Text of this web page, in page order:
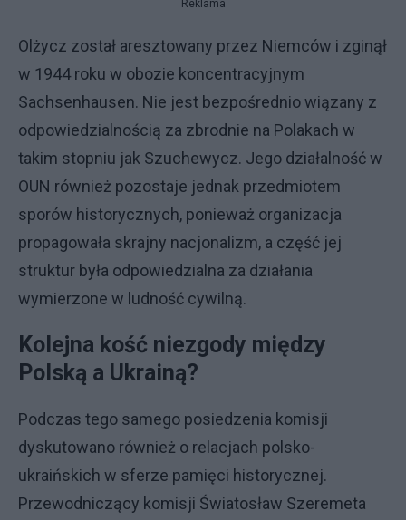
Reklama
Olżycz został aresztowany przez Niemców i zginął
w 1944 roku w obozie koncentracyjnym
Sachsenhausen. Nie jest bezpośrednio wiązany z
odpowiedzialnością za zbrodnie na Polakach w
takim stopniu jak Szuchewycz. Jego działalność w
OUN również pozostaje jednak przedmiotem
sporów historycznych, ponieważ organizacja
propagowała skrajny nacjonalizm, a część jej
struktur była odpowiedzialna za działania
wymierzone w ludność cywilną.
Kolejna kość niezgody między
Polską a Ukrainą?
Podczas tego samego posiedzenia komisji
dyskutowano również o relacjach polsko-
ukraińskich w sferze pamięci historycznej.
Przewodniczący komisji Światosław Szeremeta